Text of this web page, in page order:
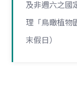
及非週六之國
理「鳥瞰植物
末假日）